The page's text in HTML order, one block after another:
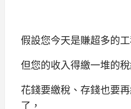
假設您今天是賺超多的工
但您的收入得繳一堆的
花錢要繳稅、存錢也要
了，